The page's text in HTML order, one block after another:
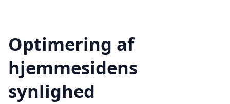
Optimering af
hjemmesidens
synlighed